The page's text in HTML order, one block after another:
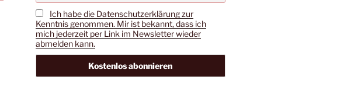
Ich habe die Datenschutzerklärung zur
Kenntnis genommen. Mir ist bekannt, dass ich
mich jederzeit per Link im Newsletter wieder
abmelden kann.